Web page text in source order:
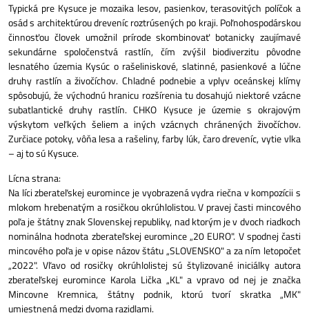
Typická pre Kysuce je mozaika lesov, pasienkov, terasovitých políčok a
osád s architektúrou dreveníc roztrúsených po kraji. Poľnohospodárskou
činnosťou človek umožnil prírode skombinovať botanicky zaujímavé
sekundárne spoločenstvá rastlín, čím zvýšil biodiverzitu pôvodne
lesnatého územia Kysúc o rašeliniskové, slatinné, pasienkové a lúčne
druhy rastlín a živočíchov. Chladné podnebie a vplyv oceánskej klímy
spôsobujú, že východnú hranicu rozšírenia tu dosahujú niektoré vzácne
subatlantické druhy rastlín. CHKO Kysuce je územie s okrajovým
výskytom veľkých šeliem a iných vzácnych chránených živočíchov.
Zurčiace potoky, vôňa lesa a rašeliny, farby lúk, čaro dreveníc, vytie vlka
– aj to sú Kysuce.
Lícna strana:
Na líci zberateľskej euromince je vyobrazená vydra riečna v kompozícii s
mlokom hrebenatým a rosičkou okrúhlolistou. V pravej časti mincového
poľa je štátny znak Slovenskej republiky, nad ktorým je v dvoch riadkoch
nominálna hodnota zberateľskej euromince „20 EURO". V spodnej časti
mincového poľa je v opise názov štátu „SLOVENSKO" a za ním letopočet
„2022". Vľavo od rosičky okrúhlolistej sú štylizované iniciálky autora
zberateľskej euromince Karola Lička „KL" a vpravo od nej je značka
Mincovne Kremnica, štátny podnik, ktorú tvorí skratka „MK"
umiestnená medzi dvoma razidlami.